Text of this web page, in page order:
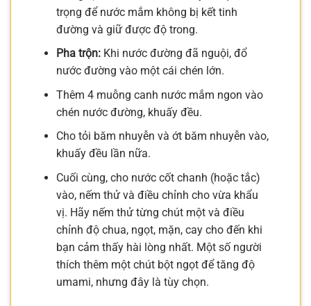
trọng để nước mắm không bị kết tinh
đường và giữ được độ trong.
Pha trộn:Khi nước đường đã nguội, đổ
nước đường vào một cái chén lớn.
Thêm 4 muỗng canh nước mắm ngon vào
chén nước đường, khuấy đều.
Cho tỏi băm nhuyễn và ớt băm nhuyễn vào,
khuấy đều lần nữa.
Cuối cùng, cho nước cốt chanh (hoặc tắc)
vào, nếm thử và điều chỉnh cho vừa khẩu
vị. Hãy nếm thử từng chút một và điều
chỉnh độ chua, ngọt, mặn, cay cho đến khi
bạn cảm thấy hài lòng nhất. Một số người
thích thêm một chút bột ngọt để tăng độ
umami, nhưng đây là tùy chọn.